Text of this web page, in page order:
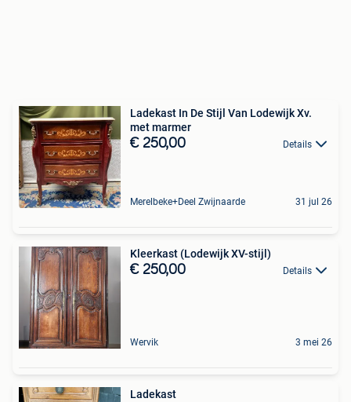
Ladekast In De Stijl Van Lodewijk Xv.
met marmer
€ 250,00 Details
Merelbeke+Deel Zwijnaarde 31 jul 26
Kleerkast (Lodewijk XV-stijl)
€ 250,00 Details
Wervik 3 mei 26
Ladekast